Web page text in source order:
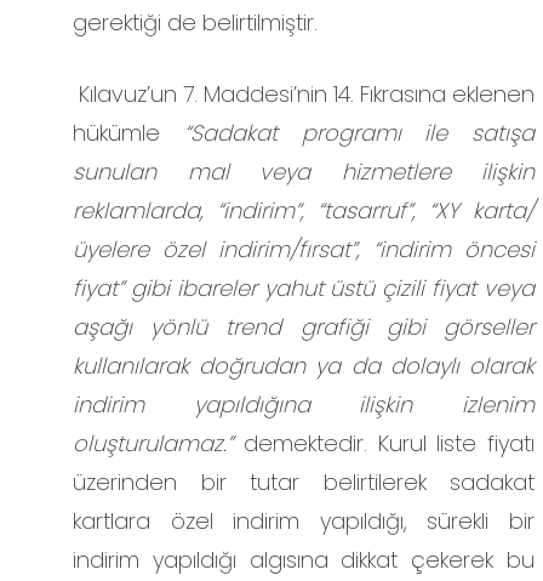
gerektiği de belirtilmiştir.
Kılavuz’un 7. Maddesi’nin 14. Fıkrasına eklenen
hükümle
“Sadakat programı ile satışa
sunulan mal veya hizmetlere ilişkin
reklamlarda, “indirim”, “tasarruf”, “XY karta/
üyelere özel indirim/fırsat”, “indirim öncesi
fiyat” gibi ibareler yahut üstü çizili fiyat veya
aşağı yönlü trend grafiği gibi görseller
kullanılarak doğrudan ya da dolaylı olarak
indirim yapıldığına ilişkin izlenim
oluşturulamaz.” demektedir. Kurul liste fiyatı
üzerinden bir tutar belirtilerek sadakat
kartlara özel indirim yapıldığı, sürekli bir
indirim yapıldığı algısına dikkat çekerek bu